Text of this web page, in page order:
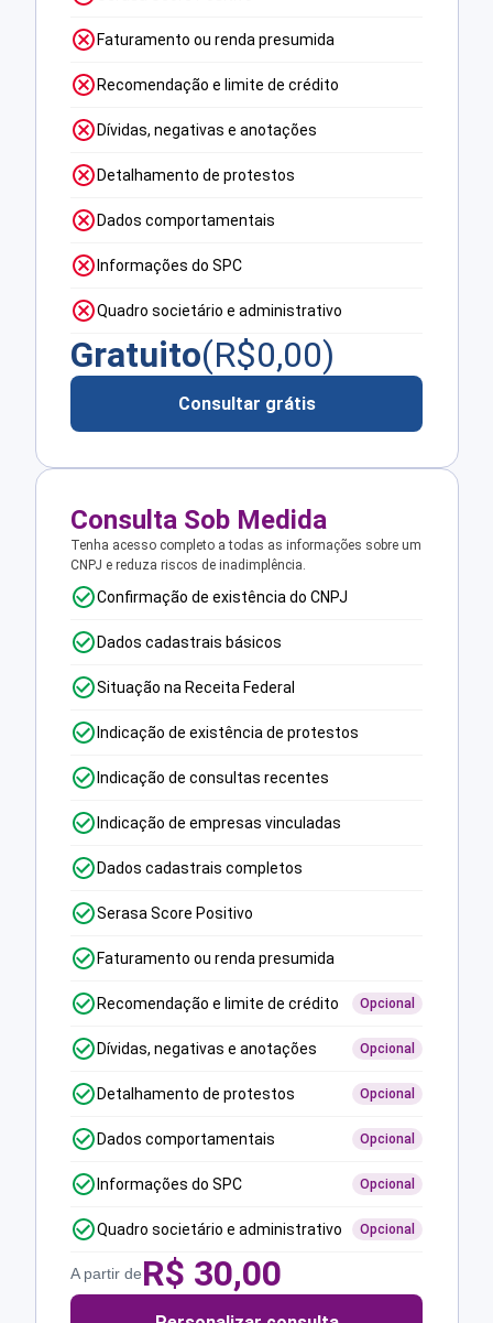
Faturamento ou renda presumida
Recomendação e limite de crédito
Dívidas, negativas e anotações
Detalhamento de protestos
Dados comportamentais
Informações do SPC
Quadro societário e administrativo
Gratuito(R$0,00)
Consultar grátis
Consulta Sob Medida
Tenha acesso completo a todas as informações sobre um
CNPJ e reduza riscos de inadimplência.
Confirmação de existência do CNPJ
Dados cadastrais básicos
Situação na Receita Federal
Indicação de existência de protestos
Indicação de consultas recentes
Indicação de empresas vinculadas
Dados cadastrais completos
Serasa Score Positivo
Faturamento ou renda presumida
Recomendação e limite de crédito Opcional
Dívidas, negativas e anotações Opcional
Detalhamento de protestos Opcional
Dados comportamentais Opcional
Informações do SPC Opcional
Quadro societário e administrativo Opcional
A partir deR$ 30,00